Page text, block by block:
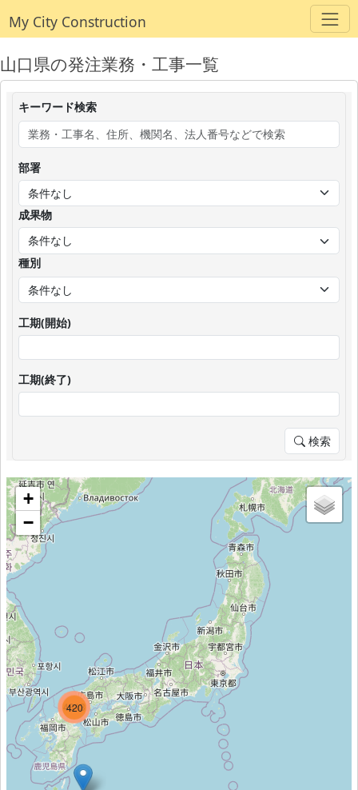
My City Construction
山口県の発注業務・工事一覧
キーワード検索
部署
成果物
種別
工期(開始)
工期(終了)
検索
420
1655
4313
+
−